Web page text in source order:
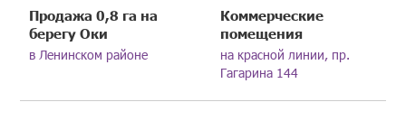
Продажа 0,8 га на
берегу Оки
в Ленинском районе
Коммерческие
помещения
на красной линии, пр.
Гагарина 144